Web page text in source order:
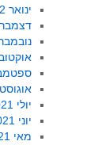
ינואר 2022
דצמבר 2021
נובמבר
אוקטובר
ספטמבר
אוגוסט 2021
יולי 2021
יוני 2021
מאי 2021